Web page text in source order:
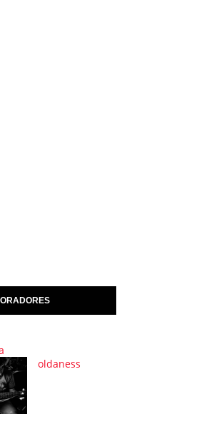
oldaness